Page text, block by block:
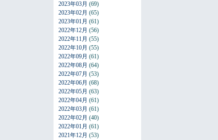
2023年03月 (69)
2023年02月 (65)
2023年01月 (61)
2022年12月 (56)
2022年11月 (55)
2022年10月 (55)
2022年09月 (61)
2022年08月 (64)
2022年07月 (53)
2022年06月 (68)
2022年05月 (63)
2022年04月 (61)
2022年03月 (61)
2022年02月 (40)
2022年01月 (61)
2021年12月 (53)